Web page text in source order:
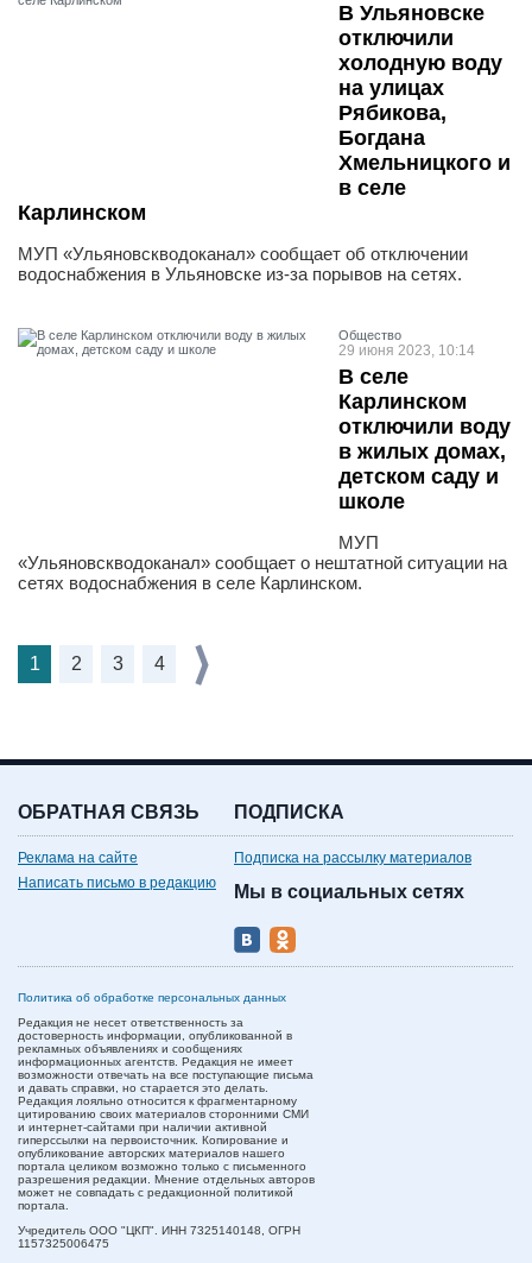
В Ульяновске
отключили
холодную воду
на улицах
Рябикова,
Богдана
Хмельницкого и
в селе
Карлинском
МУП «Ульяновскводоканал» сообщает об отключении
водоснабжения в Ульяновске из-за порывов на сетях.
Общество
29 июня 2023, 10:14
В селе
Карлинском
отключили воду
в жилых домах,
детском саду и
школе
МУП
«Ульяновскводоканал» сообщает о нештатной ситуации на
сетях водоснабжения в селе Карлинском.
1 2 3 4
ОБРАТНАЯ СВЯЗЬ
Реклама на сайте
Написать письмо в редакцию
ПОДПИСКА
Подписка на рассылку материалов
Мы в социальных сетях
Политика об обработке персональных данных
Редакция не несет ответственность за
достоверность информации, опубликованной в
рекламных объявлениях и сообщениях
информационных агентств. Редакция не имеет
возможности отвечать на все поступающие письма
и давать справки, но старается это делать.
Редакция лояльно относится к фрагментарному
цитированию своих материалов сторонними СМИ
и интернет-сайтами при наличии активной
гиперссылки на первоисточник. Копирование и
опубликование авторских материалов нашего
портала целиком возможно только с письменного
разрешения редакции. Мнение отдельных авторов
может не совпадать с редакционной политикой
портала.
Учредитель ООО "ЦКП". ИНН 7325140148, ОГРН
1157325006475